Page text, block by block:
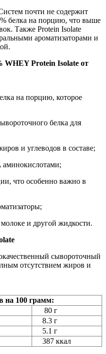
почти не содержит
белка на порцию, что выше
Также Protein Isolate
ароматизаторами и
WHEY Protein Isolate от
на порцию, которое
белка для
и углеводов в составе;
что особенно важно в
и другой жидкости.
сывороточный
отсутствием жиров и
на 100 грамм:
80 г
8.3 г
5.1 г
387 ккал